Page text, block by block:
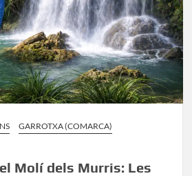
GARROTXA (COMARCA)
Molí dels Murris: Les